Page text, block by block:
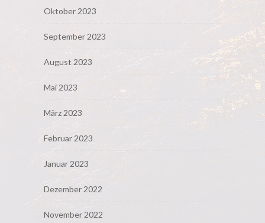
Oktober 2023
September 2023
August 2023
Mai 2023
März 2023
Februar 2023
Januar 2023
Dezember 2022
November 2022